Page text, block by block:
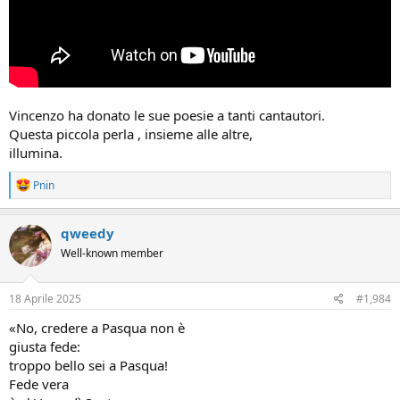
Vincenzo ha donato le sue poesie a tanti cantautori.
Questa piccola perla , insieme alle altre,
illumina.
R
e
a
c
t
i
o
n
s
Pnin
qweedy
Well-known member
18 Aprile 2025 #1,984
«No, credere a Pasqua non è
giusta fede:
troppo bello sei a Pasqua!
Fede vera